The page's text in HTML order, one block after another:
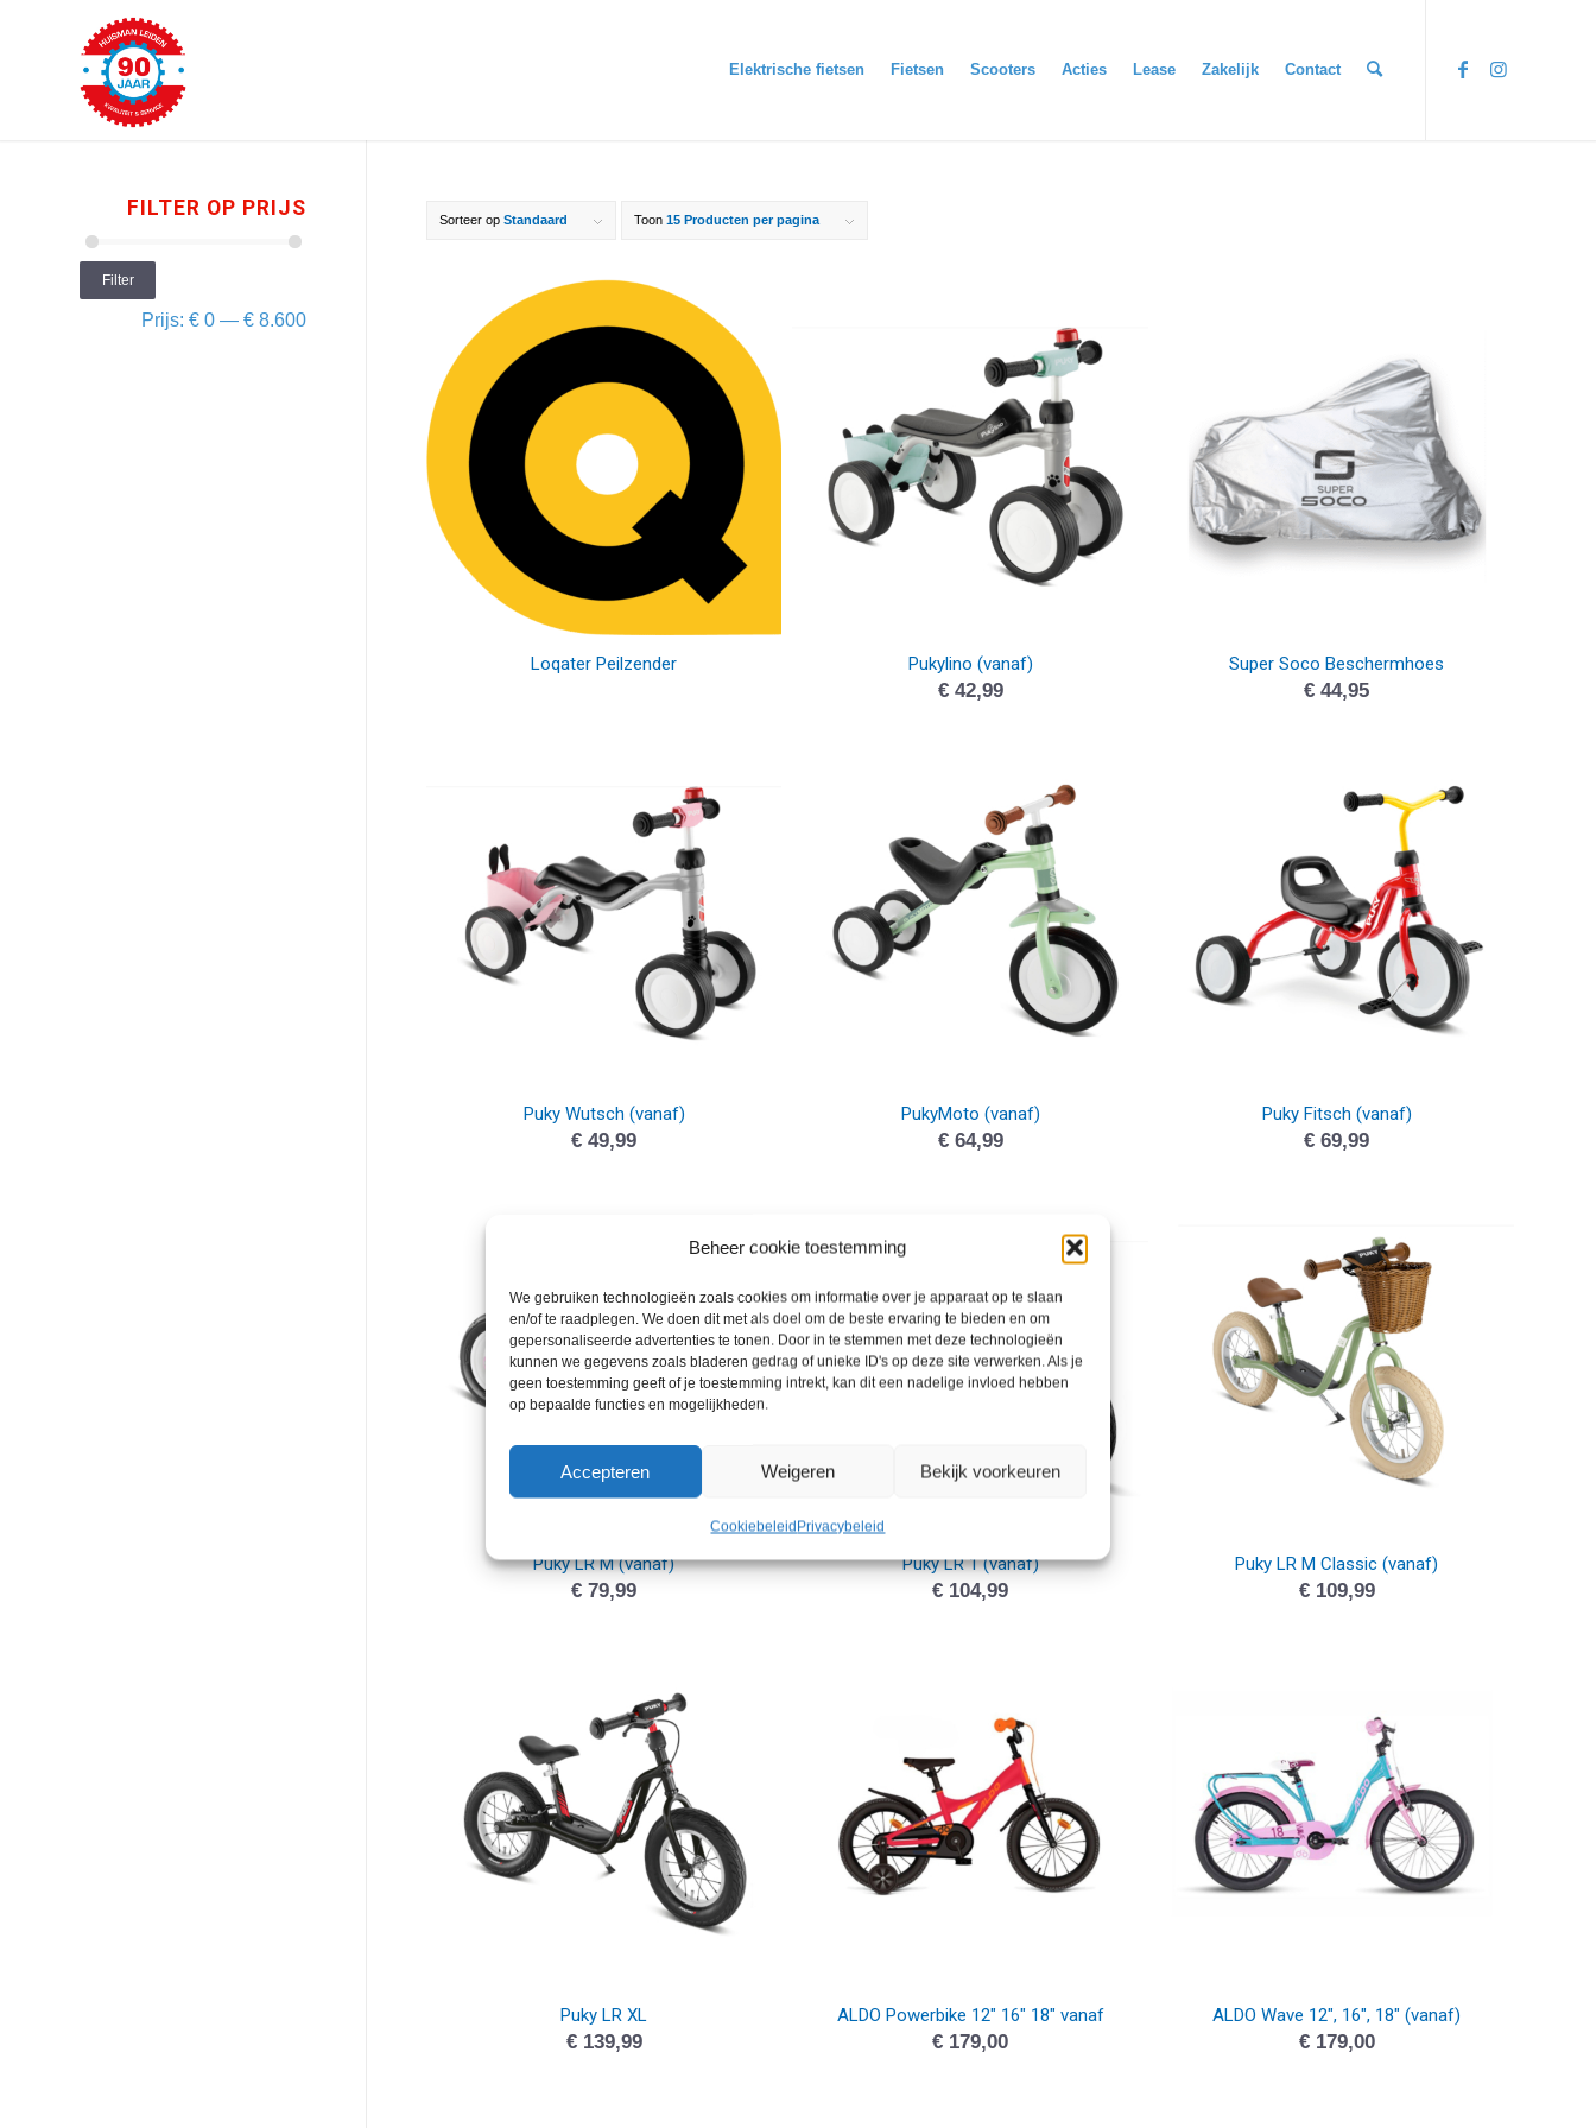
Beheer cookie toestemming
We gebruiken technologieën zoals cookies om informatie over je apparaat op te slaan
en/of te raadplegen. We doen dit met als doel om de beste ervaring te bieden en om
gepersonaliseerde advertenties te tonen. Door in te stemmen met deze technologieën
kunnen we gegevens zoals bladeren gedrag of unieke ID's op deze site verwerken. Als je
geen toestemming geeft of je toestemming intrekt, kan dit een nadelige invloed hebben
op bepaalde functies en mogelijkheden.
Accepteren Weigeren Bekijk voorkeuren
CookiebeleidPrivacybeleid
Elektrische fietsen Fietsen Scooters Acties Lease Zakelijk Contact
Sorteer op Standaard Toon 15 Producten per pagina
Loqater Peilzender Pukylino (vanaf)
€42,99
Super Soco Beschermhoes
€ 44,95
Puky Wutsch (vanaf)
€ 49,99
PukyMoto (vanaf)
€64,99
Puky Fitsch (vanaf)
€ 69,99
Puky LR M (vanaf)
€ 79,99
Puky LR 1 (vanaf)
€ 104,99
Puky LR M Classic (vanaf)
€109,99
Puky LR XL
€139,99
ALDO Powerbike 12″ 16″ 18″ vanaf
€ 179,00
ALDO Wave 12″, 16″, 18″ (vanaf)
€179,00
FILTER OP PRIJS
Filter
Prijs: € 0 — € 8.600